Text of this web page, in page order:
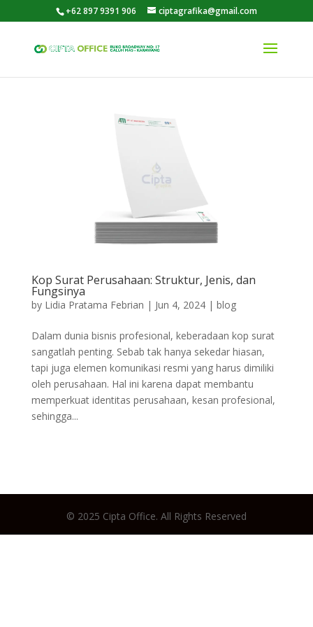
+62 897 9391 906 ciptagrafika@gmail.com
Kop Surat Perusahaan: Struktur, Jenis, dan
Fungsinya
by Lidia Pratama Febrian | Jun 4, 2024| blog
Dalam dunia bisnis profesional, keberadaan kop surat
sangatlah penting. Sebab tak hanya sekedar hiasan,
tapi juga elemen komunikasi resmi yang harus dimiliki
oleh perusahaan. Hal ini karena dapat membantu
memperkuat identitas perusahaan, kesan profesional,
sehingga...
© 2025 Cipta Office. All Rights Reserved